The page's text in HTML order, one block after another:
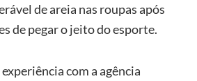
de areia nas roupas após
de pegar o jeito do esporte.
com a agência